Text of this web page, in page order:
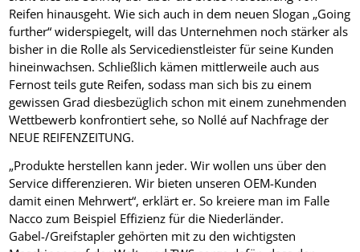
Reifen hinausgeht. Wie sich auch in dem neuen Slogan „Going
further“ widerspiegelt, will das Unternehmen noch stärker als
bisher in die Rolle als Servicedienstleister für seine Kunden
hineinwachsen. Schließlich kämen mittlerweile auch aus
Fernost teils gute Reifen, sodass man sich bis zu einem
gewissen Grad diesbezüglich schon mit einem zunehmenden
Wettbewerb konfrontiert sehe, so Nollé auf Nachfrage der
NEUE REIFENZEITUNG.
„Produkte herstellen kann jeder. Wir wollen uns über den
Service differenzieren. Wir bieten unseren OEM-Kunden
damit einen Mehrwert“, erklärt er. So kreiere man im Falle
Nacco zum Beispiel Effizienz für die Niederländer.
Gabel-/Greifstapler gehörten mit zu den wichtigsten